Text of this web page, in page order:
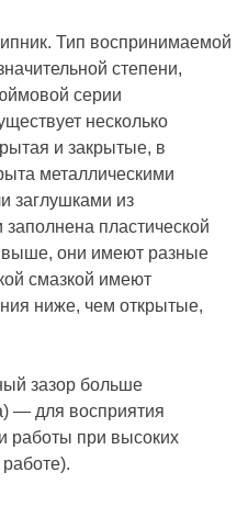
Тип воспринимаемой
степени,
серии
несколько
и закрытые, в
металлическими
заглушками из
пластической
выше, они имеют разные
смазкой имеют
ниже, чем открытые,
зазор больше
— для восприятия
работы при высоких